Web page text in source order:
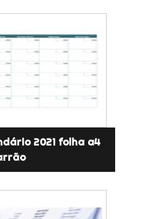
2021 folha a4